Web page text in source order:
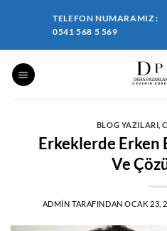
TELEFON NUMARAMIZ :
0541 568 5 569
BLOG YAZILARI ,
Erkeklerde Erken
Ve
ADMIN TARAFINDAN OCAK 23,